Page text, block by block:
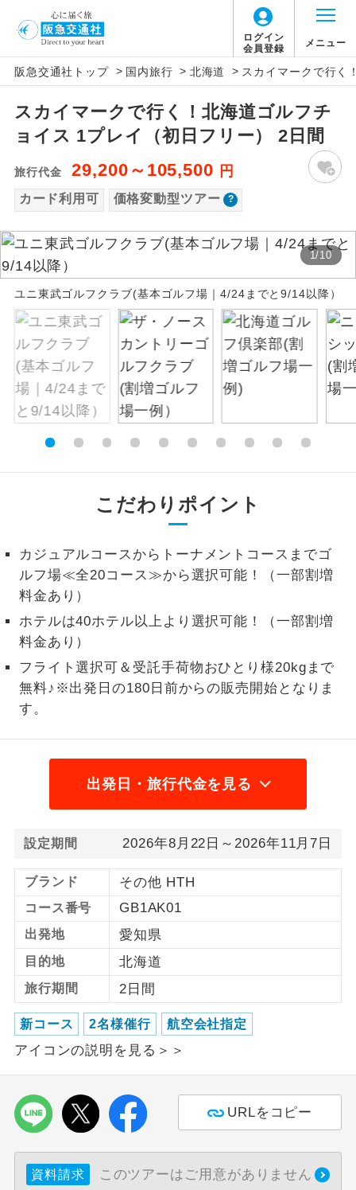
ログイン
会員登録
メニュー
阪急交通社トップ > 国内旅行 > 北海道 > スカイマークで行く
スカイマークで行く！北海道ゴルフチ
ョイス 1プレイ（初日フリー） 2日間
旅行代金 29,200～105,500 円
カード利用可 価格変動型ツアー
1/10
ユニ東武ゴルフクラブ(基本ゴルフ場｜4/24までと9/14以降）
こだわりポイント
カジュアルコースからトーナメントコースまでゴ
ルフ場≪全20コース≫から選択可能！（一部割増
料金あり）
ホテルは40ホテル以上より選択可能！（一部割増
料金あり）
フライト選択可＆受託手荷物おひとり様20kgまで
無料♪※出発日の180日前からの販売開始となりま
す。
出発日・旅行代金を見る
設定期間 2026年8月22日～2026年11月7日
ブランド その他 HTH
コース番号 GB1AK01
出発地 愛知県
目的地 北海道
旅行期間 2日間
新コース 2名様催行 航空会社指定
アイコンの説明を見る＞＞
URLをコピー
資料請求 このツアーはご用意がありません
アイコン 説明
添乗員同行
往路出発空港（駅）から復路到着空港
（駅）まで同行します。
現地添乗員同
行
現地到着空港（駅）から最終日出発空港
（駅）まで添乗員が同行します。
バスガイド乗
務
バスガイドが乗務し、車内での観光案内
があります。
新コース 初登場のコースです。
世界遺産
ユネスコに登録されている文化遺産や自
然遺産を訪ねるコースです。
絶景 絶景スポットに立ち寄るコースです。
露天風呂
ご宿泊ホテルに露天風呂が付いていま
ご宿泊ホテルに大浴場が付いています。
全食事付き
全てのお食事が付いていますので、お食
事の心配はいりません。（機内食を除
お部屋食
トラベルイヤ
ホン
周りの音を気にせず、ガイドさんの説明
1名様から出発可能な個人型プランで
す。
2名様から出発可能な個人型プランで
おひとり様参
おひとり様限定でご参加いただけるコー
1名様1室同代
金
1名様1室利用でも追加料金がかからない
コースです。
ご夫婦限定
ご夫婦限定でご参加いただけるコースで
す。
女性限定でご参加いただけるコースで
す。
年齢制限あり
ご参加にあたり年齢に制限があるコース
航空会社指定
利用航空会社が指定なので、ご出発の計
画にとても便利です。
ご紹介するホテルを指定したコースで
す。
「価格変動型ツアー」に関するご案内
価格変動型ツアーとは
賃」を利用したツアーです。
お申し込み時期・ご利用便の空席状況に
以下の注意事項をあらかじめご了承いただき
ますようお願いいたします。
お支払いについて
お支払いは、クレジットカード決済のみとな
ります。
お申し込みの最後にクレジットカード決済を
していただき、決済手続き完了をもちまし
ご予約方法について
ウェブ限定コースとなりますので、コールセ
ンター及びカウンターでのお申し込みはでき
ません。